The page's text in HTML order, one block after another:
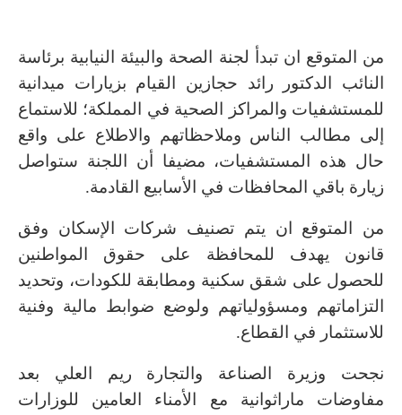
من المتوقع ان تبدأ لجنة الصحة والبيئة النيابية برئاسة
النائب الدكتور رائد حجازين القيام بزيارات ميدانية
للمستشفيات والمراكز الصحية في المملكة؛ للاستماع
إلى مطالب الناس وملاحظاتهم والاطلاع على واقع
حال هذه المستشفيات، مضيفا أن اللجنة ستواصل
زيارة باقي المحافظات في الأسابيع القادمة.
من المتوقع ان يتم تصنيف شركات الإسكان وفق
قانون يهدف للمحافظة على حقوق المواطنين
للحصول على شقق سكنية ومطابقة للكودات، وتحديد
التزاماتهم ومسؤولياتهم ولوضع ضوابط مالية وفنية
للاستثمار في القطاع.
نجحت وزيرة الصناعة والتجارة ريم العلي بعد
مفاوضات ماراثوانية مع الأمناء العامين للوزارات